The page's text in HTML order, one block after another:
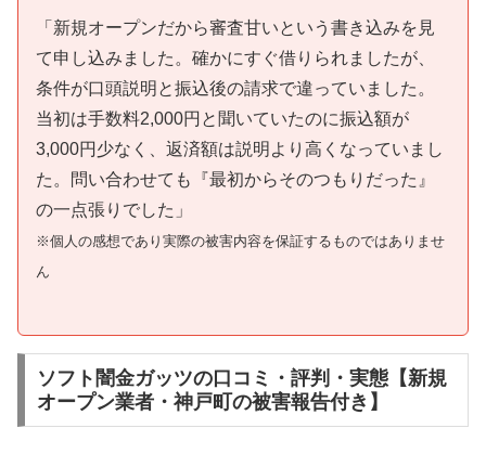
「新規オープンだから審査甘いという書き込みを見
て申し込みました。確かにすぐ借りられましたが、
条件が口頭説明と振込後の請求で違っていました。
当初は手数料2,000円と聞いていたのに振込額が
3,000円少なく、返済額は説明より高くなっていまし
た。問い合わせても『最初からそのつもりだった』
の一点張りでした」
※個人の感想であり実際の被害内容を保証するものではありませ
ん
ソフト闇金ガッツの口コミ・評判・実態【新規
オープン業者・神戸町の被害報告付き】